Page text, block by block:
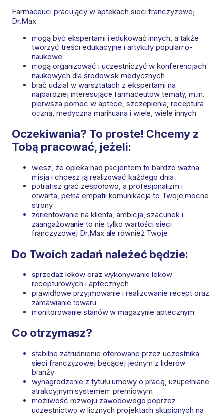
Farmaceuci pracujący w aptekach sieci franczyzowej
Dr.Max
mogą być ekspertami i edukować innych, a także
tworzyć treści edukacyjne i artykuły popularno-
naukowe
mogą organizować i uczestniczyć w konferencjach
naukowych dla środowisk medycznych
brać udział w warsztatach z ekspertami na
najbardziej interesujące farmaceutów tematy, m.in.
pierwsza pomoc w aptece, szczepienia, receptura
oczna, medyczna marihuana i wiele, wiele innych
Oczekiwania? To proste! Chcemy z
Tobą pracować, jeżeli:
wiesz, że opieka nad pacjentem to bardzo ważna
misja i chcesz ją realizować każdego dnia
potrafisz grać zespołowo, a profesjonalizm i
otwarta, pełna empatii komunikacja to Twoje mocne
strony
zorientowanie na klienta, ambicja, szacunek i
zaangażowanie to nie tylko wartości sieci
franczyzowej Dr.Max ale również Twoje
Do Twoich zadań należeć będzie:
sprzedaż leków oraz wykonywanie leków
recepturowych i aptecznych
prawidłowe przyjmowanie i realizowanie recept oraz
zamawianie towaru
monitorowanie stanów w magazynie aptecznym
Co otrzymasz?
stabilne zatrudnienie oferowane przez uczestnika
sieci franczyzowej będącej jednym z liderów
branży
wynagrodzenie z tytułu umowy o pracę, uzupełniane
atrakcyjnym systemem premiowym
możliwość rozwoju zawodowego poprzez
uczestnictwo w licznych projektach skupionych na